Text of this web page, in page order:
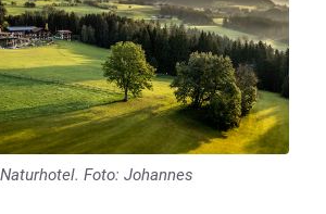
Foto: Johannes